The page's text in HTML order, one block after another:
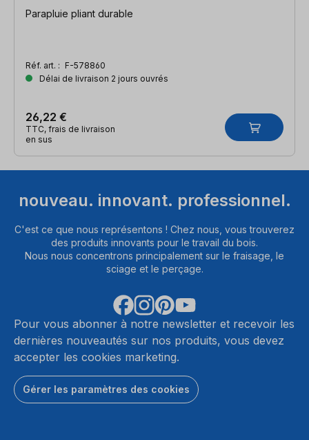
Parapluie pliant durable
Réf. art. : F-578860
Délai de livraison 2 jours ouvrés
26,22 €
TTC, frais de livraison
en sus
nouveau. innovant. professionnel.
C'est ce que nous représentons ! Chez nous, vous trouverez
des produits innovants pour le travail du bois.
Nous nous concentrons principalement sur le fraisage, le
sciage et le perçage.
Pour vous abonner à notre newsletter et recevoir les
dernières nouveautés sur nos produits, vous devez
accepter les cookies marketing.
Gérer les paramètres des cookies